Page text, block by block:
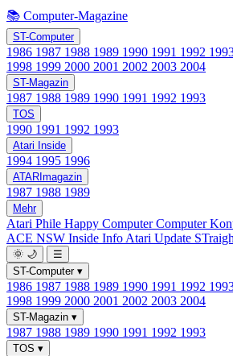
📚 Computer-Magazine
ST-Computer
1986 1987 1988 1989 1990 1991 1992
1998 1999 2000 2001 2002 2003 2004
ST-Magazin
1987 1988 1989 1990 1991 1992 1993
TOS
1990 1991 1992 1993
Atari Inside
1994 1995 1996
ATARImagazin
1987 1988 1989
Mehr
Atari Phile Happy ComputerComputer
ACE NSW Inside Info Atari Update
🌞 🌙
☰
ST-Computer ▾
1986 1987 1988 1989 1990 1991 1992
1998 1999 2000 2001 2002 2003 2004
ST-Magazin ▾
1987 1988 1989 1990 1991 1992 1993
TOS ▾